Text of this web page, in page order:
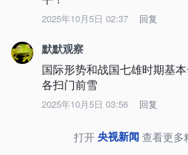
2025年10月5日 02:37 回复
默默观察
国际形势和战国七雄时期基
各扫门前雪
2025年10月5日 03:56 回复
打开央视新闻查看更多